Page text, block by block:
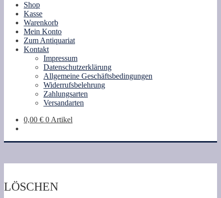
Shop
Kasse
Warenkorb
Mein Konto
Zum Antiquariat
Kontakt
Impressum
Datenschutzerklärung
Allgemeine Geschäftsbedingungen
Widerrufsbelehrung
Zahlungsarten
Versandarten
0,00 € 0 Artikel
LÖSCHEN